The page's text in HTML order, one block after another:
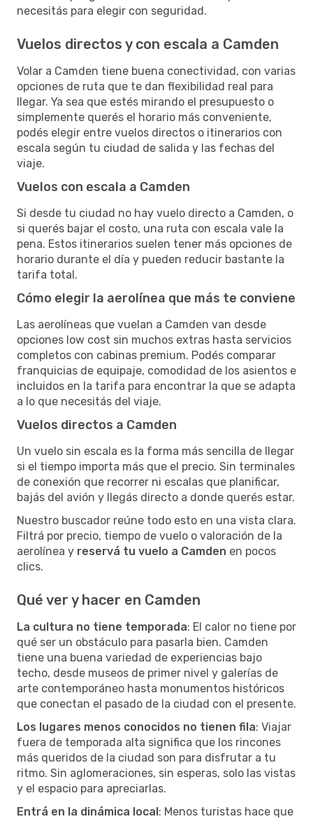
necesitás para elegir con seguridad.
Vuelos directos y con escala a Camden
Volar a Camden tiene buena conectividad, con varias
opciones de ruta que te dan flexibilidad real para
llegar. Ya sea que estés mirando el presupuesto o
simplemente querés el horario más conveniente,
podés elegir entre vuelos directos o itinerarios con
escala según tu ciudad de salida y las fechas del
viaje.
Vuelos con escala a Camden
Si desde tu ciudad no hay vuelo directo a Camden, o
si querés bajar el costo, una ruta con escala vale la
pena. Estos itinerarios suelen tener más opciones de
horario durante el día y pueden reducir bastante la
tarifa total.
Cómo elegir la aerolínea que más te conviene
Las aerolíneas que vuelan a Camden van desde
opciones low cost sin muchos extras hasta servicios
completos con cabinas premium. Podés comparar
franquicias de equipaje, comodidad de los asientos e
incluidos en la tarifa para encontrar la que se adapta
a lo que necesitás del viaje.
Vuelos directos a Camden
Un vuelo sin escala es la forma más sencilla de llegar
si el tiempo importa más que el precio. Sin terminales
de conexión que recorrer ni escalas que planificar,
bajás del avión y llegás directo a donde querés estar.
Nuestro buscador reúne todo esto en una vista clara.
Filtrá por precio, tiempo de vuelo o valoración de la
aerolínea y reservá tu vuelo a Camden en pocos
clics.
Qué ver y hacer en Camden
La cultura no tiene temporada: El calor no tiene por
qué ser un obstáculo para pasarla bien. Camden
tiene una buena variedad de experiencias bajo
techo, desde museos de primer nivel y galerías de
arte contemporáneo hasta monumentos históricos
que conectan el pasado de la ciudad con el presente.
Los lugares menos conocidos no tienen fila: Viajar
fuera de temporada alta significa que los rincones
más queridos de la ciudad son para disfrutar a tu
ritmo. Sin aglomeraciones, sin esperas, solo las vistas
y el espacio para apreciarlas.
Entrá en la dinámica local: Menos turistas hace que